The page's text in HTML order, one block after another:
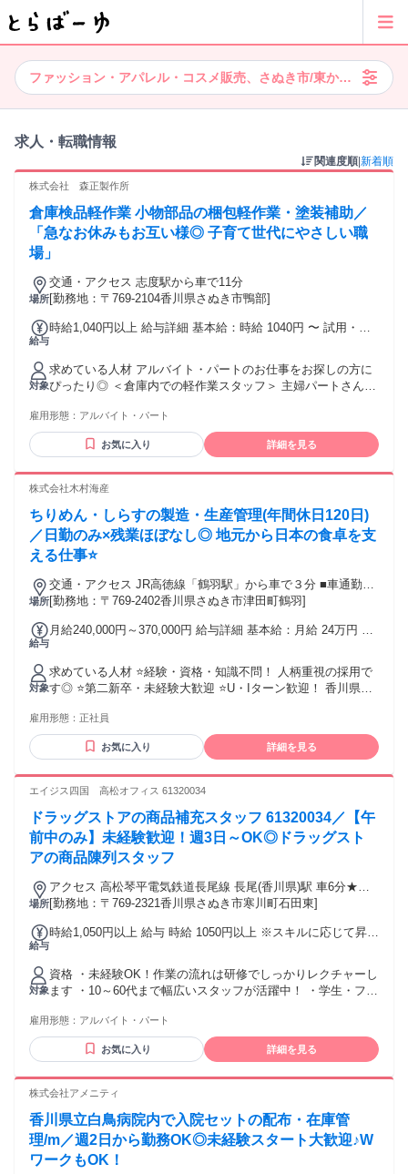
ファッション・アパレル・コスメ販売、さぬき市/東かがわ市エ
求人・転職情報
関連度順 新着順
株式会社 森正製作所
倉庫検品軽作業 小物部品の梱包軽作業・塗装補助／
「急なお休みもお互い様◎ 子育て世代にやさしい職
場」
場所
交通・アクセス 志度駅から車で11分
[勤務地：〒769-2104香川県さぬき市鴨部]
給与
時給1,040円以上 給与詳細 基本給：時給 1040円 〜 試用・研
対象
求めている人材 アルバイト・パートのお仕事をお探しの方に
ぴったり◎ ＜倉庫内での軽作業スタッフ＞ 主婦パートさんを
問、学歴不問、さらに資格も一切不問♪
雇用形態： アルバイト・パート
お気に入り 詳細を見る
株式会社木村海産
ちりめん・しらすの製造・生産管理(年間休日120日)
／日勤のみ×残業ほぼなし◎ 地元から日本の食卓を支
える仕事⭐
場所
交通・アクセス JR高徳線「鶴羽駅」から車で３分 ■車通勤
OK!
[勤務地：〒769-2402香川県さぬき市津田町鶴羽]
給与
月給240,000円～370,000円 給与詳細 基本給：月給 24万円 〜
れる通勤・皆勤・家族手当金額：なし 全員に一律で支払われ
るその他手当金額：なし ・昇給あり（年1回） ・賞与あり
（年2回／前年度実績） ・通勤手当（実費支給／上限あり）
・物価手当支給 ・家族手当 ・住宅手当
対象
求めている人材 ⭐経験・資格・知識不問！ 人柄重視の採用で
す◎ ⭐第二新卒・未経験大歓迎 ⭐U・Iターン歓迎！ 香川県で
￣￣￣￣￣￣￣￣￣￣￣￣￣￣￣￣￣￣ ・地元・香川で腰を
据えて働きたい ・コツコツ進める作業も、 人との連携もどち
らも大事にしたい ・同じ作業だけでなく、 少しずつできるこ
￣￣￣￣￣￣￣￣￣￣￣￣￣ 【20代男性／Uターン（製造
て、日勤で、 長く続けられる仕事がしたい」と思い、 木村海
産に転職しました。 今はしらすの製造ラインを 一人で任せて
もらっていて、 自分の判断で動ける裁量があるのが 大きなや
りがいです。 社長を含め、経営陣との距離も近く、 現場の状
況や困りごとも 直接話しやすい雰囲気です。 お昼休みには一
度家に帰って 筋トレをしてから戻ってくるのが日課で、 仕事
雇用形態： 正社員
お気に入り 詳細を見る
エイジス四国 高松オフィス 61320034
ドラッグストアの商品補充スタッフ 61320034／【午
前中のみ】未経験歓迎！週3日～OK◎ドラッグスト
アの商品陳列スタッフ
場所
アクセス 高松琴平電気鉄道長尾線 長尾(香川県)駅 車6分★マ
イカー通勤可能
[勤務地：〒769-2321香川県さぬき市寒川町石田東]
給与
時給1,050円以上 給与 時給 1050円以上 ※スキルに応じて昇給
1．2路線利用出来る場合は安い路線運賃が適用されます。
2．交通系IC カード利用時の運賃が適用されます。 【マイカ
―通勤】 自宅から店舗までの最短距離をルート検索して1km
あたり15円の燃料費をお支払いしています。
対象
資格 ・未経験OK！作業の流れは研修でしっかりレクチャーし
ます ・10～60代まで幅広いスタッフが活躍中！ ・学生・フリ
のご応募もOK◎
雇用形態： アルバイト・パート
お気に入り 詳細を見る
株式会社アメニティ
香川県立白鳥病院内で入院セットの配布・在庫管
理/m／週2日から勤務OK◎未経験スタート大歓迎♪W
ワークもOK！